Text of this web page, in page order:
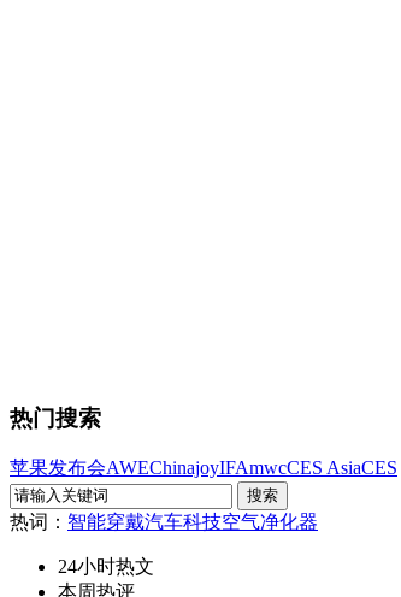
热门搜索
苹果发布会AWEChinajoyIFAmwcCES AsiaCES
热词： 智能穿戴汽车科技空气净化器
24小时热文
本周热评